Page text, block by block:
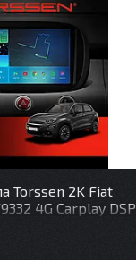
Torssen 2K Fiat
4G Carplay DSP